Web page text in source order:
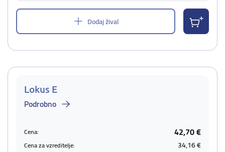
Dodaj žival
Lokus E
Podrobno
Cena: 42,70 €
Cena za vzreditelje: 34,16 €